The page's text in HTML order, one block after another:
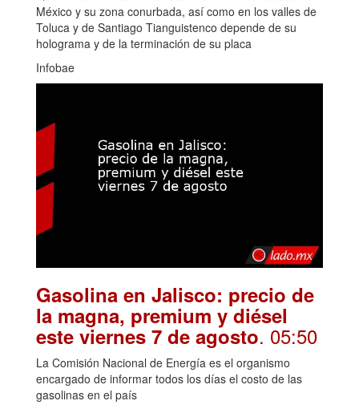
México y su zona conurbada, así como en los valles de
Toluca y de Santiago Tianguistenco depende de su
holograma y de la terminación de su placa
Infobae
Gasolina en Jalisco: precio de
la magna, premium y diésel
este viernes 7 de agosto. 05:50
La Comisión Nacional de Energía es el organismo
encargado de informar todos los días el costo de las
gasolinas en el país